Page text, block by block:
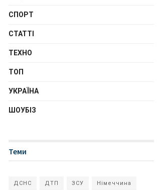
СПОРТ
СТАТТІ
ТЕХНО
ТОП
УКРАЇНА
ШОУБІЗ
Теми
ДСНС ДТП ЗСУ Німеччина